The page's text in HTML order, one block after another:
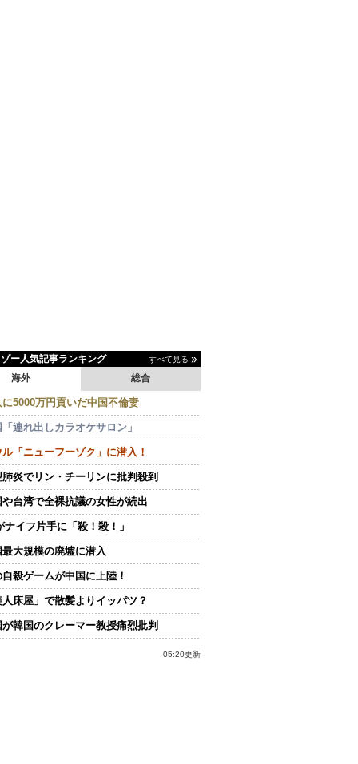
ー人気記事ランキング すべて見る
海外 総合
に5000万円貢いだ中国不倫妻
連れ出しカラオケサロン」
「ニューフーゾク」に潜入！
肺炎でリン・チーリンに批判殺到
や台湾で全裸抗議の女性が続出
ナイフ片手に「殺！殺！」
最大規模の廃墟に潜入
殺ゲームが中国に上陸！
床屋」で散髪よりイッパツ？
が韓国のクレーマー教授痛烈批判
05:20更新